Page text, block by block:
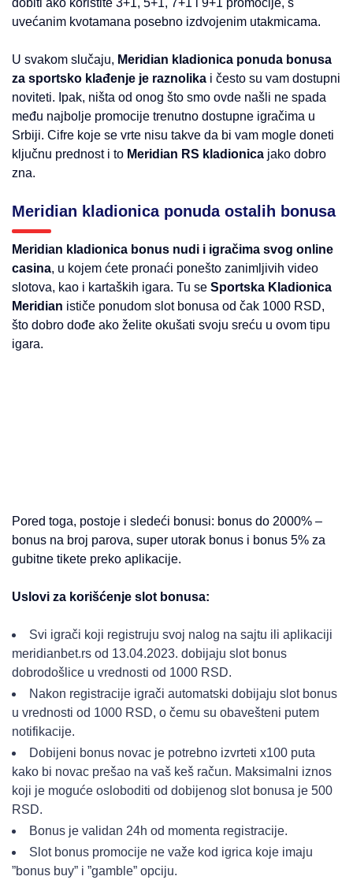
uvećanim kvotamana posebno izdvojenim utakmicama.
U svakom slučaju, Meridian kladionica ponuda bonusa
za sportsko klađenje je raznolika i često su vam dostupni
noviteti. Ipak, ništa od onog što smo ovde našli ne spada
među najbolje promocije trenutno dostupne igračima u
Srbiji. Cifre koje se vrte nisu takve da bi vam mogle doneti
ključnu prednost i to Meridian RS kladionica jako dobro
zna.
Meridian kladionica ponuda ostalih bonusa
Meridian kladionica bonus nudi i igračima svog online
casina, u kojem ćete pronaći ponešto zanimljivih video
slotova, kao i kartaških igara. Tu se Sportska Kladionica
Meridian ističe ponudom slot bonusa od čak 1000 RSD,
što dobro dođe ako želite okušati svoju sreću u ovom tipu
igara.
Pored toga, postoje i sledeći bonusi: bonus do 2000% –
bonus na broj parova, super utorak bonus i bonus 5% za
gubitne tikete preko aplikacije.
Uslovi za korišćenje slot bonusa:
Svi igrači koji registruju svoj nalog na sajtu ili aplikaciji
meridianbet.rs od 13.04.2023. dobijaju slot bonus
dobrodošlice u vrednosti od 1000 RSD.
Nakon registracije igrači automatski dobijaju slot bonus
u vrednosti od 1000 RSD, o čemu su obavešteni putem
notifikacije.
Dobijeni bonus novac je potrebno izvrteti x100 puta
kako bi novac prešao na vaš keš račun. Maksimalni iznos
koji je moguće osloboditi od dobijenog slot bonusa je 500
RSD.
Bonus je validan 24h od momenta registracije.
Slot bonus promocije ne važe kod igrica koje imaju
”bonus buy” i ”gamble” opciju.